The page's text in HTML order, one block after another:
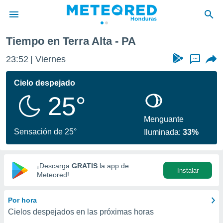
de
ha sido
calidad.
a este
las
y
digital
basada
Tiempo en Terra Alta - PA
23:52 Viernes ...
Cielo despejado
25°
Sensación de 25°
Menguante
Iluminada:33%
¡Descarga GRATIS la app de
Meteored!
Instalar
Por hora
Cielos despejados en las próximas horas